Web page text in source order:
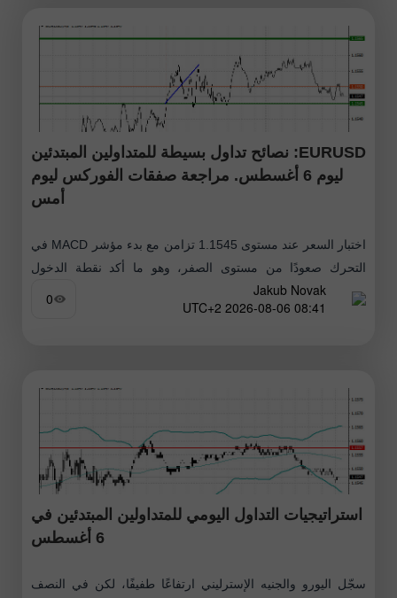
EURUSD: نصائح تداول بسيطة للمتداولين المبتدئين
ليوم 6 أغسطس. مراجعة صفقات الفوركس ليوم
أمس
اختبار السعر عند مستوى 1.1545 تزامن مع بدء مؤشر MACD في
التحرك صعودًا من مستوى الصفر، وهو ما أكد نقطة الدخول
الصحيحة لشراء اليورو. ونتيجة لذلك، ارتفع الزوج بمقدار
Jakub Novak
08:41 2026-08-06 UTC+2
0
استراتيجيات التداول اليومي للمتداولين المبتدئين في
6 أغسطس
سجّل اليورو والجنيه الإسترليني ارتفاعًا طفيفًا، لكن في النصف